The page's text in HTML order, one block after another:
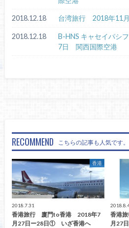
2018.12.18 台湾旅行 2018年11
2018.12.18
B-HNS キャセイパシ
7日 関西国際空港
RECOMMEND こちらの記事も人気です。
香港
2018.7.31
香港旅行 廈門to香港 2018年7
月27日ー28日① いざ香港へ
香港
月27